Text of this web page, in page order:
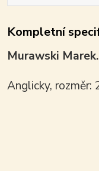
Kompletní
Murawski Marek.
Anglicky, rozměr: